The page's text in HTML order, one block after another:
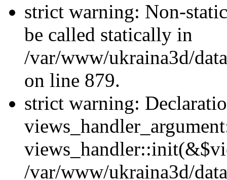
strict warning: Non-
be called statically in
/var/www/ukraina3d/
on line 879.
strict warning:
/var/www/ukraina3d/